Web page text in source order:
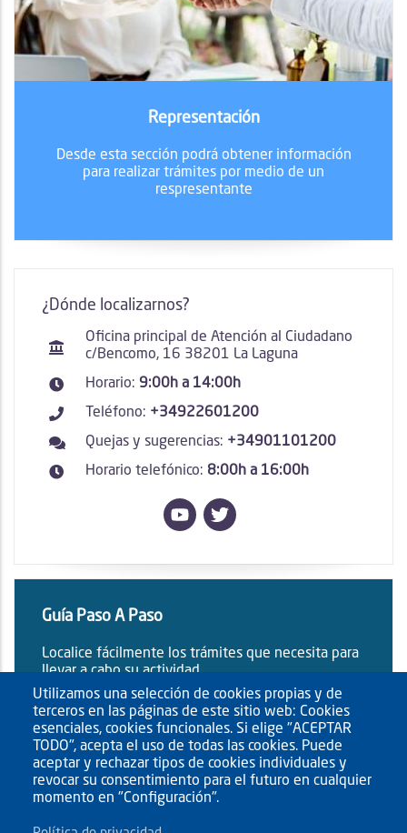
Representación
Desde esta sección podrá obtener información
para realizar trámites por medio de un
respresentante
¿Dónde localizarnos?
Oficina principal de Atención al Ciudadano
c/Bencomo, 16 38201 La Laguna
Horario: 9:00h a 14:00h
Teléfono: +34922601200
Quejas y sugerencias: +34901101200
Horario telefónico: 8:00h a 16:00h
Guía Paso A Paso
Localice fácilmente los trámites que necesita para
llevar a cabo su actividad.
Utilizamos una selección de cookies propias y de
terceros en las páginas de este sitio web: Cookies
esenciales, cookies funcionales. Si elige "ACEPTAR
TODO", acepta el uso de todas las cookies. Puede
aceptar y rechazar tipos de cookies individuales y
revocar su consentimiento para el futuro en cualquier
momento en "Configuración".